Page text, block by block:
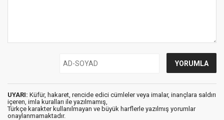
UYARI: Küfür, hakaret, rencide edici cümleler veya imalar, inançlara saldırı
içeren, imla kuralları ile yazılmamış,
Türkçe karakter kullanılmayan ve büyük harflerle yazılmış yorumlar
onaylanmamaktadır.